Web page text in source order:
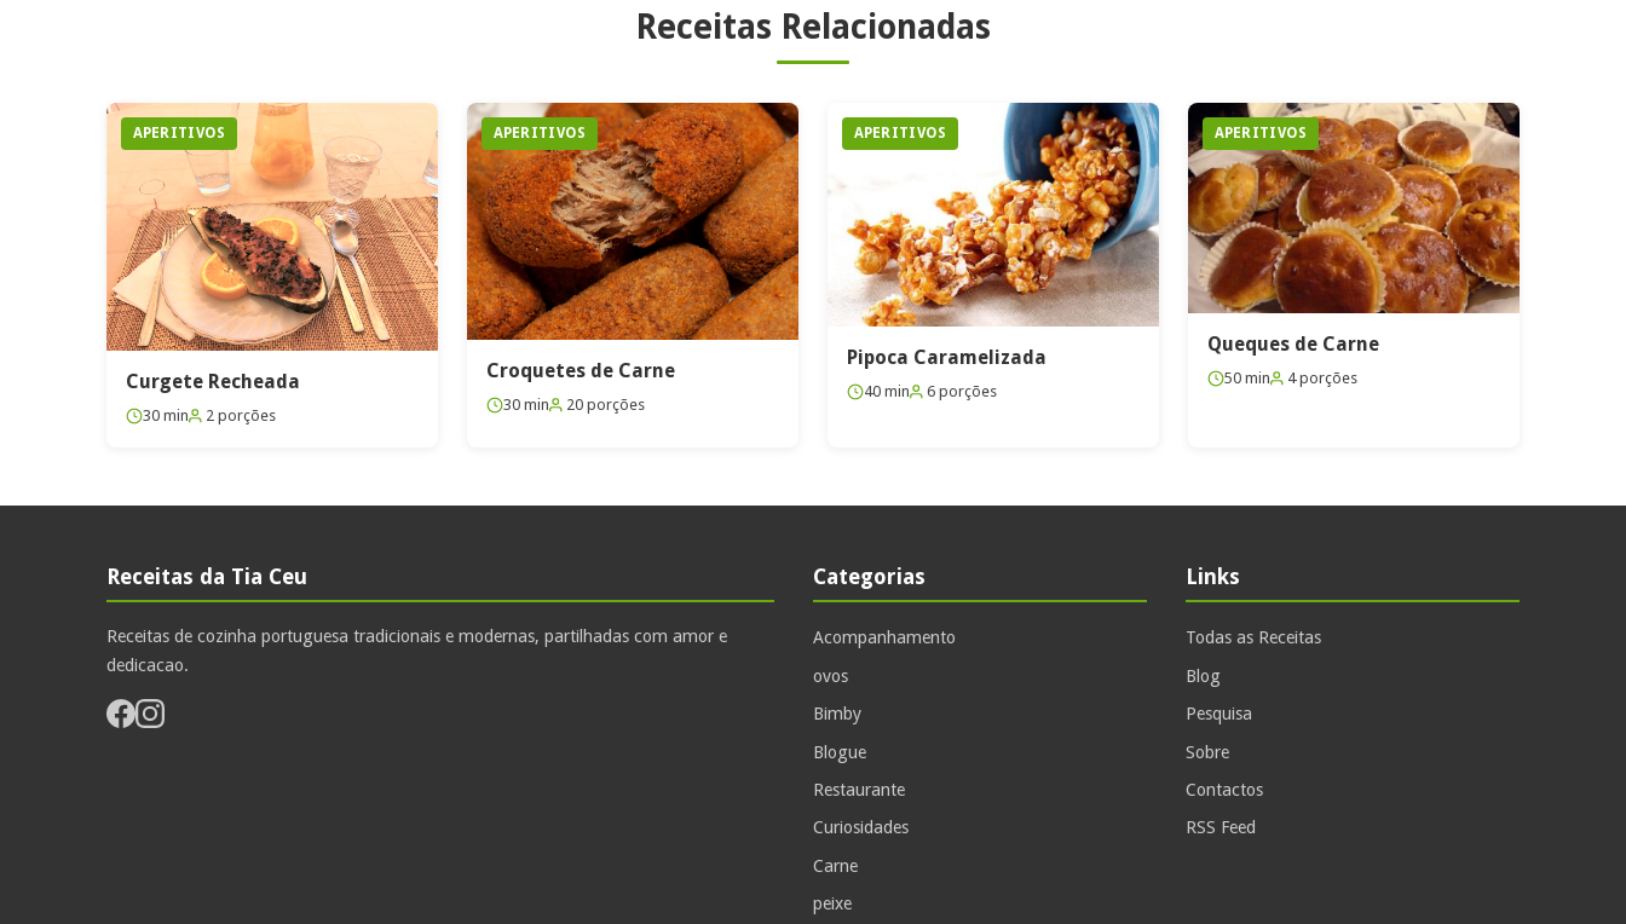
Receitas Relacionadas
APERITIVOS
Curgete Recheada
30 min 2 porções
APERITIVOS
Croquetes de Carne
30 min 20 porções
APERITIVOS
Pipoca Caramelizada
40 min 6 porções
APERITIVOS
Queques de Carne
50 min 4 porções
Receitas da Tia Ceu
Receitas de cozinha portuguesa tradicionais e modernas, partilhadas com amor e
dedicacao.
Categorias
Acompanhamento
ovos
Bimby
Blogue
Restaurante
Curiosidades
Carne
peixe
Links
Todas as Receitas
Blog
Pesquisa
Sobre
Contactos
RSS Feed